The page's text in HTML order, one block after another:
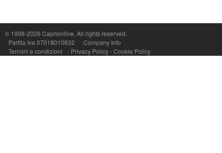
© 1998-2026 Caprionline. All rights reserved.
Partita Iva 07018010632
Company Info
Termini e condizioni
- Privacy Policy-Cookie Policy
Capri On Line Srl, Via Le Botteghe 10a - 80073 CAPRI (NA) Italy
P.Iva, C.F. e n.Reg.Imprese Napoli: 07018010632 - Rea n.557643